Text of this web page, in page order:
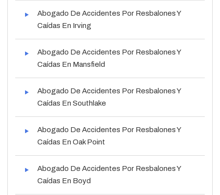
Abogado De Accidentes Por Resbalones Y
Caídas En Irving
Abogado De Accidentes Por Resbalones Y
Caídas En Mansfield
Abogado De Accidentes Por Resbalones Y
Caídas En Southlake
Abogado De Accidentes Por Resbalones Y
Caídas En Oak Point
Abogado De Accidentes Por Resbalones Y
Caídas En Boyd